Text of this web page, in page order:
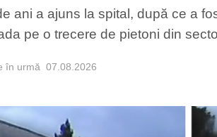
ani a ajuns la spital, după ce a
pe o trecere de pietoni din
în urmă 07.08.2026